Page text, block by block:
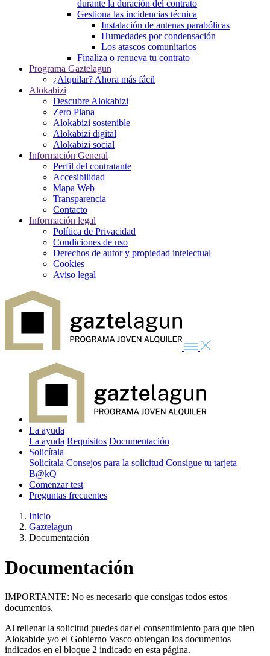
durante la duración del contrato
Gestiona las incidencias técnica
Instalación de antenas parabólicas
Humedades por condensación
Los atascos comunitarios
Finaliza o renueva tu contrato
Programa Gaztelagun
¿Alquilar? Ahora más fácil
Alokabizi
Descubre Alokabizi
Zero Plana
Alokabizi sostenible
Alokabizi digital
Alokabizi social
Información General
Perfil del contratante
Accesibilidad
Mapa Web
Transparencia
Contacto
Información legal
Política de Privacidad
Condiciones de uso
Derechos de autor y propiedad intelectual
Cookies
Aviso legal
La ayuda
La ayuda Requisitos Documentación
Solicítala
Solicítala Consejos para la solicitud Consigue tu tarjeta
B@kQ
Comenzar test
Preguntas frecuentes
Inicio
Gaztelagun
Documentación
Documentación
IMPORTANTE: No es necesario que consigas todos estos
documentos.
Al rellenar la solicitud puedes dar el consentimiento para que bien
Alokabide y/o el Gobierno Vasco obtengan los documentos
indicados en el bloque 2 indicado en esta página.